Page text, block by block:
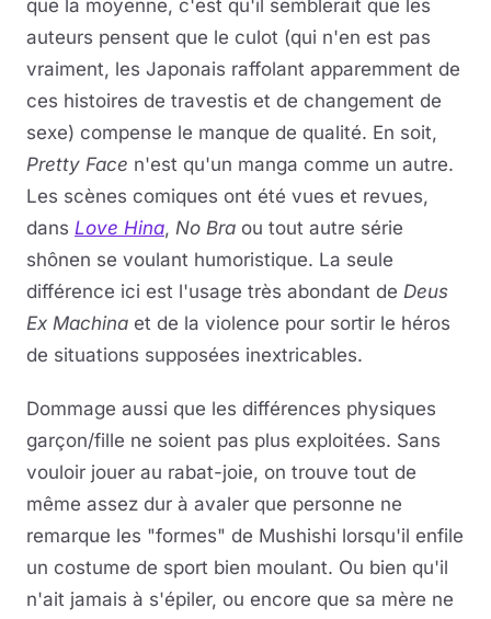
que la moyenne, c'est qu'il semblerait que les
auteurs pensent que le culot (qui n'en est pas
vraiment, les Japonais raffolant apparemment de
ces histoires de travestis et de changement de
sexe) compense le manque de qualité. En soit,
Pretty Face n'est qu'un manga comme un autre.
Les scènes comiques ont été vues et revues,
dans Love Hina, No Bra ou tout autre série
shônen se voulant humoristique. La seule
différence ici est l'usage très abondant de Deus
Ex Machina et de la violence pour sortir le héros
de situations supposées inextricables.
Dommage aussi que les différences physiques
garçon/fille ne soient pas plus exploitées. Sans
vouloir jouer au rabat-joie, on trouve tout de
même assez dur à avaler que personne ne
remarque les "formes" de Mushishi lorsqu'il enfile
un costume de sport bien moulant. Ou bien qu'il
n'ait jamais à s'épiler, ou encore que sa mère ne